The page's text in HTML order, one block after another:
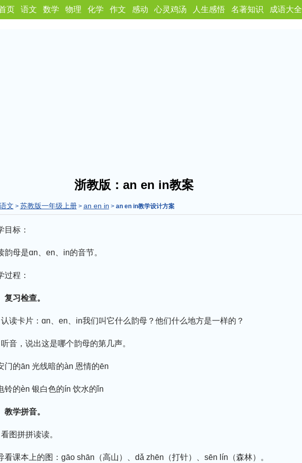
页 语文 数学 物理 化学 作文 感动 心灵鸡汤 人生感悟 名著知识 成语大全
浙教版：an en in教案
语文 > 苏教版一年级上册> an en in > an en in教学设计方案
目标：
韵母是ɑn、en、in的音节。
过程：
复习检查。
读卡片：ɑn、en、in我们叫它什么韵母？他们什么地方是一样的？
音，说出这是哪个韵母的第几声。
门的ān 光线暗的àn 恩情的ēn
铃的èn 银白色的ín 饮水的ǐn
教学拼音。
图拼拼读读。
看课本上的图：gāo shān（高山）、dǎ zhēn（打针）、sēn lín（森林）。